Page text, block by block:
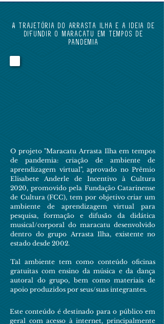
A trajetória do arrasta ilha e a ideia de
difundir o maracatu em tempos de
pandemia
O projeto "Maracatu Arrasta Ilha em tempos
de pandemia: criação de ambiente de
aprendizagem virtual", aprovado no Prêmio
Elisabete Anderle de Incentivo à Cultura
2020, promovido pela Fundação Catarinense
de Cultura (FCC), tem por objetivo criar um
ambiente de aprendizagem virtual para
pesquisa, formação e difusão da didática
musical/corporal do maracatu desenvolvido
dentro do grupo Arrasta Ilha, existente no
estado desde 2002.
Tal ambiente tem como conteúdo oficinas
gratuitas com ensino da música e da dança
autoral do grupo, bem como materiais de
apoio produzidos por seus/suas integrantes.
Este conteúdo é destinado para o público em
geral com acesso à internet, principalmente